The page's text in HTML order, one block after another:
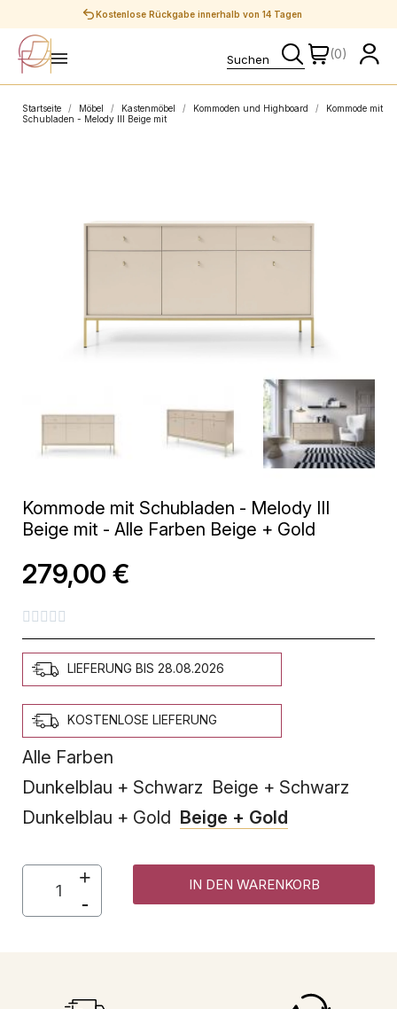
Sichere Zahlungen
(0)
Startseite Möbel Kastenmöbel Kommoden und Highboard
Kommode mit
Schubladen - Melody III Beige mit
Kommode mit Schubladen - Melody III
Beige mit - Alle Farben Beige + Gold
279,00 €
    
LIEFERUNG BIS 28.08.2026
KOSTENLOSE LIEFERUNG
Alle Farben
Dunkelblau + Schwarz Beige + Schwarz
Dunkelblau + Gold Beige + Gold
IN DEN WARENKORB